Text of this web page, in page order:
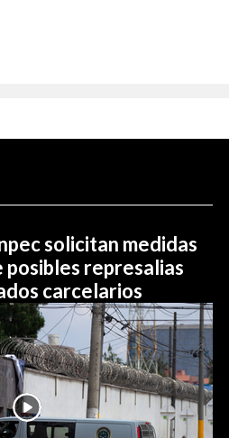
solicitan medidas
represalias
carcelarios